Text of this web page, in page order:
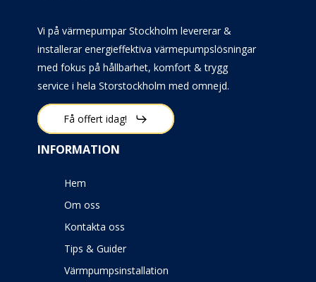
Vi på värmepumpar Stockholm levererar &
installerar energieffektiva värmepumpslösningar
med fokus på hållbarhet, komfort & trygg
service i hela Storstockholm med omnejd.
Få offert idag!
INFORMATION
Hem
Om oss
Kontakta oss
Tips & Guider
Värmpumpsinstallation